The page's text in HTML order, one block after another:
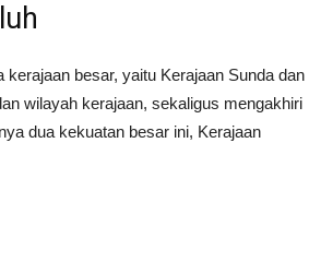
besar, yaitu Kerajaan Sunda dan
wilayah kerajaan, sekaligus mengakhiri
dua kekuatan besar ini, Kerajaan